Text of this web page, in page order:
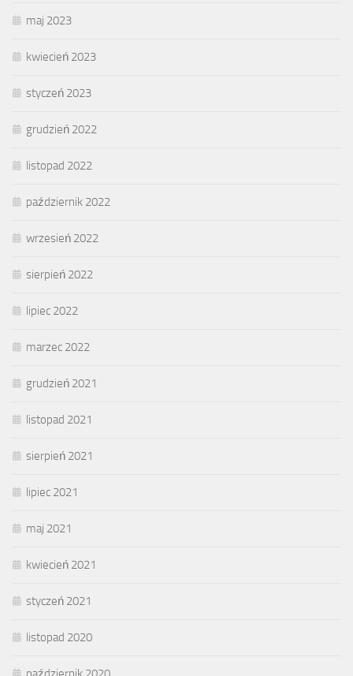
maj 2023
kwiecień 2023
styczeń 2023
grudzień 2022
listopad 2022
październik 2022
wrzesień 2022
sierpień 2022
lipiec 2022
marzec 2022
grudzień 2021
listopad 2021
sierpień 2021
lipiec 2021
maj 2021
kwiecień 2021
styczeń 2021
listopad 2020